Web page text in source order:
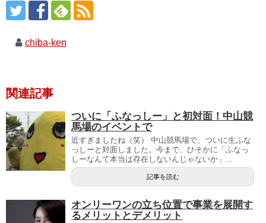
chiba-ken
関連記事
ついに「ふなっしー」と初対面！中山競
馬場のイベントで
近すぎましたね（笑） 中山競馬場で、ついに生ふな
っしーと対面しました。今まで、ひそかに「ふなっ
しーなんて本当は存在しないんじゃないか」...
記事を読む
オンリーワンの立ち位置で事業を展開す
るメリットとデメリット